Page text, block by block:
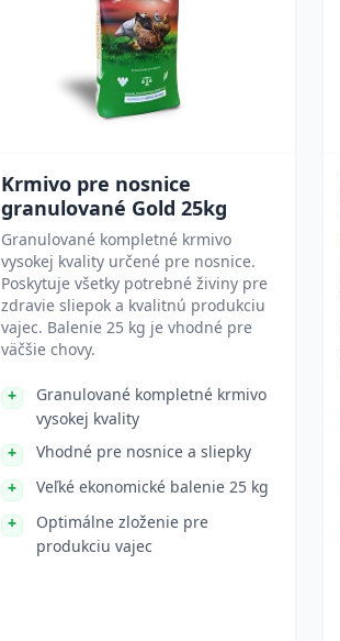
Krmivo pre nosnice
granulované Gold 25kg
Granulované kompletné krmivo
vysokej kvality určené pre nosnice.
Poskytuje všetky potrebné živiny pre
zdravie sliepok a kvalitnú produkciu
vajec. Balenie 25 kg je vhodné pre
väčšie chovy.
Granulované kompletné krmivo
vysokej kvality
Vhodné pre nosnice a sliepky
Veľké ekonomické balenie 25 kg
Optimálne zloženie pre
produkciu vajec